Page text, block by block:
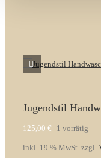
Jugendstil
125,00 € 1 vorrätig
inkl. 19 % MwSt. zzgl.